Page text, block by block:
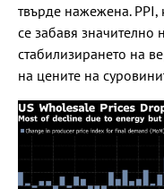
твърде нажежена. PPI,
се забавя
стабилизирането на
на цените на